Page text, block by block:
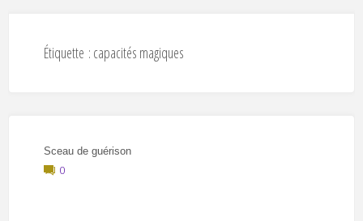
Étiquette : capacités magiques
Sceau de guérison
0